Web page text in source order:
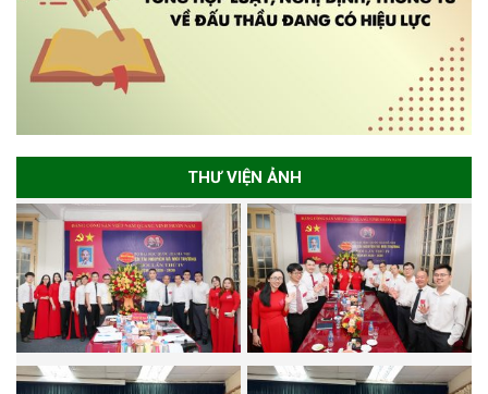
THƯ VIỆN ẢNH